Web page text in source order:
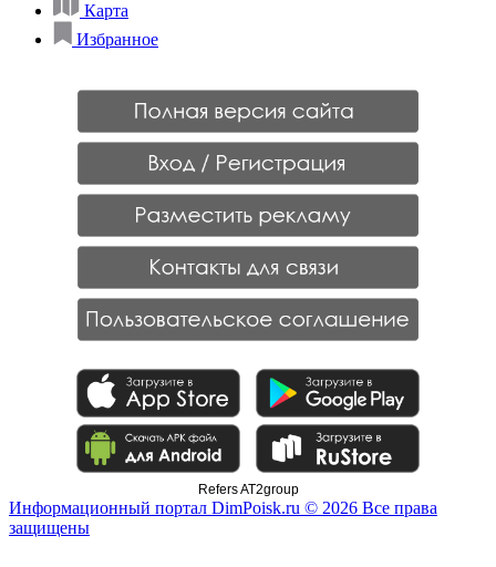
Карта
Избранное
Refers AT2group
Информационный портал DimPoisk.ru © 2026 Все права
защищены